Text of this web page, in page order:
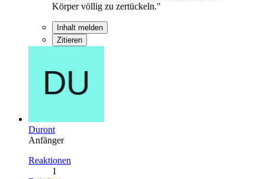
Körper völlig zu zertückeln."
Inhalt melden
Zitieren
Duront
Anfänger
Reaktionen
1